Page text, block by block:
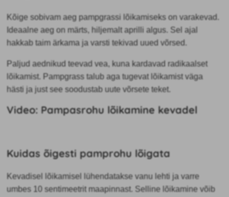
Kõige sobivam aeg pampgrassi lõikamiseks on varakevad.
Ideaalne aeg on märts, hiljemalt aprilli algus. Sel ajal
hakkab taim ärkama ja varsti tekivad uued võrsed.
Paljud aednikud teevad vea, kuna kardavad radikaalset
lõikamist. Pampgrass talub aga tugevat lõikamist väga
hästi ja just see soodustab uute võrsete teket.
Video: Pampasrohu lõikamine kevadel
Kuidas õigesti pamprohu lõigata
Kevadisel lõikamisel lühendatakse vanu lehti ja varre
umbes 10 sentimeetrit maapinnast. Selline lõikamine võib